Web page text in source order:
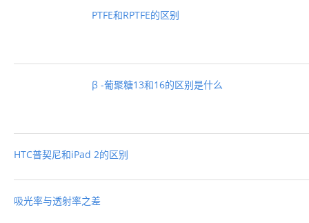
PTFE和RPTFE的区别
β -葡聚糖13和16的区别是什么
HTC普契尼和iPad 2的区别
吸光率与透射率之差